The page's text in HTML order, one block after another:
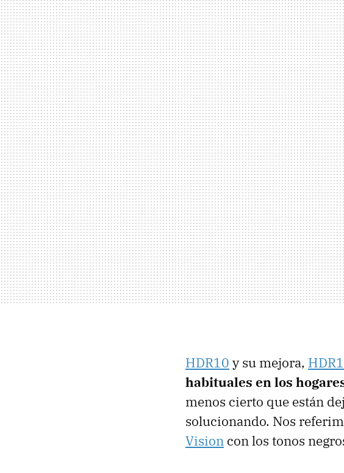
HDR10 y su mejora,
habituales en los
menos cierto que están
solucionando. Nos
Vision con los tonos